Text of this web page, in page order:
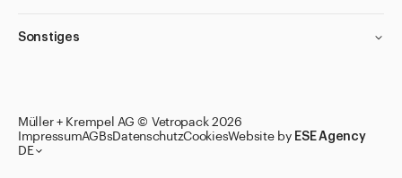
Sonstiges
Müller + Krempel AG © Vetropack 2026
ImpressumAGBsDatenschutzCookiesWebsite by ESE Agency
DE